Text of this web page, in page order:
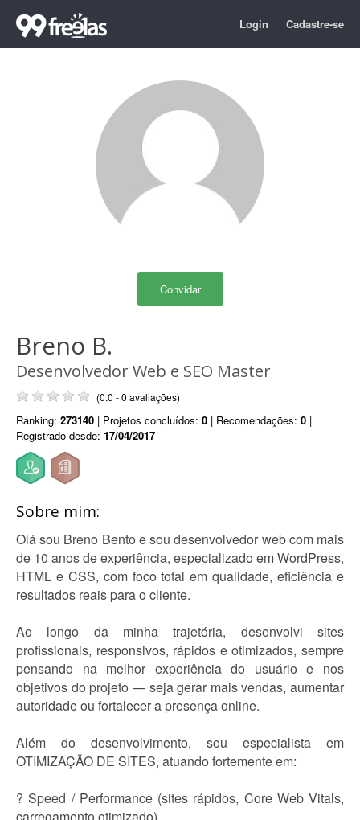
Login Cadastre-se
Convidar
Breno B.
Desenvolvedor Web e SEO Master
(0.0 - 0 avaliações)
Ranking: 273140 | Projetos concluídos: 0 | Recomendações: 0 |
Registrado desde: 17/04/2017
Sobre mim:
Olá sou Breno Bento e sou desenvolvedor web com mais
de 10 anos de experiência, especializado em WordPress,
HTML e CSS, com foco total em qualidade, eficiência e
resultados reais para o cliente.
Ao longo da minha trajetória, desenvolvi sites
profissionais, responsivos, rápidos e otimizados, sempre
pensando na melhor experiência do usuário e nos
objetivos do projeto — seja gerar mais vendas, aumentar
autoridade ou fortalecer a presença online.
Além do desenvolvimento, sou especialista em
OTIMIZAÇÃO DE SITES, atuando fortemente em:
? Speed / Performance (sites rápidos, Core Web Vitals,